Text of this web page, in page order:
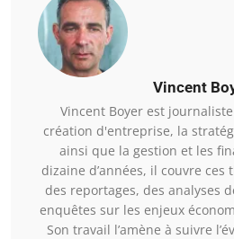
Vincent
Vincent Boyer est
création d'entreprise, la
ainsi que la gestion et les
dizaine d’années, il couvre
des reportages, des analyses
enquêtes sur les enjeux
Son travail l’amène à suivre